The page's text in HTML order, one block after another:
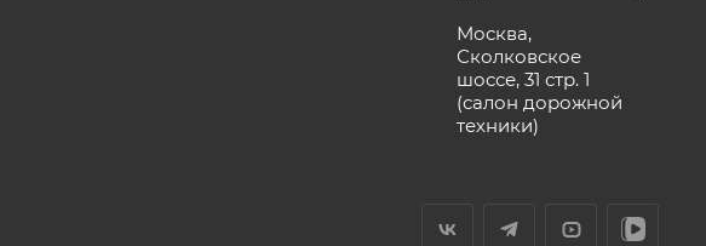
Москва,
Сколковское
шоссе, 31 стр. 1
(салон дорожной
техники)